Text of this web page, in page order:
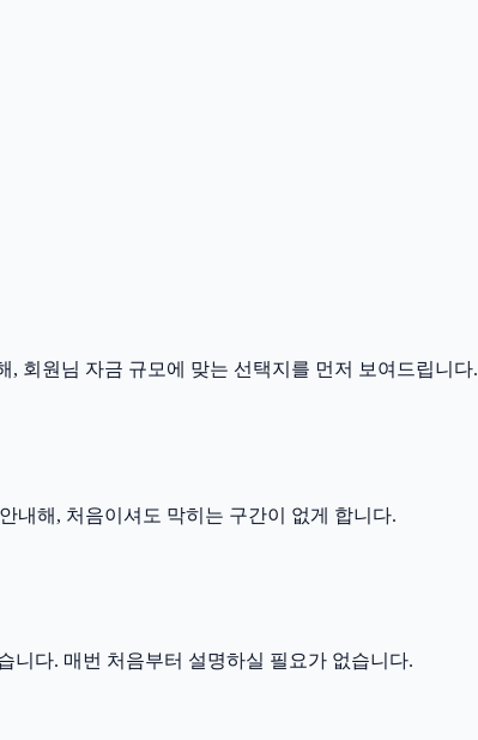
, 회원님 자금 규모에 맞는 선택지를 먼저 보여드립니다.
내해, 처음이셔도 막히는 구간이 없게 합니다.
니다. 매번 처음부터 설명하실 필요가 없습니다.